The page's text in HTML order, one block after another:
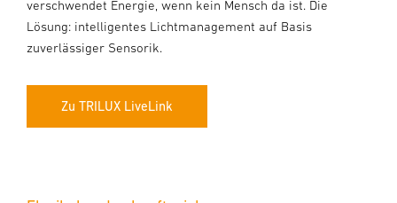
verschwendet Energie, wenn kein Mensch da ist. Die
Lösung: intelligentes Lichtmanagement auf Basis
zuverlässiger Sensorik.
Zu TRILUX LiveLink